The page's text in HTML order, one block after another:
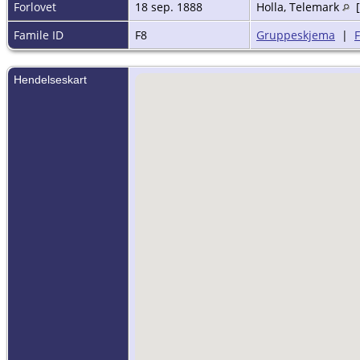
Forlovet
18 sep. 1888 Holla, Telemark [
Famile ID
F8 Gruppeskjema |
Hendelseskart